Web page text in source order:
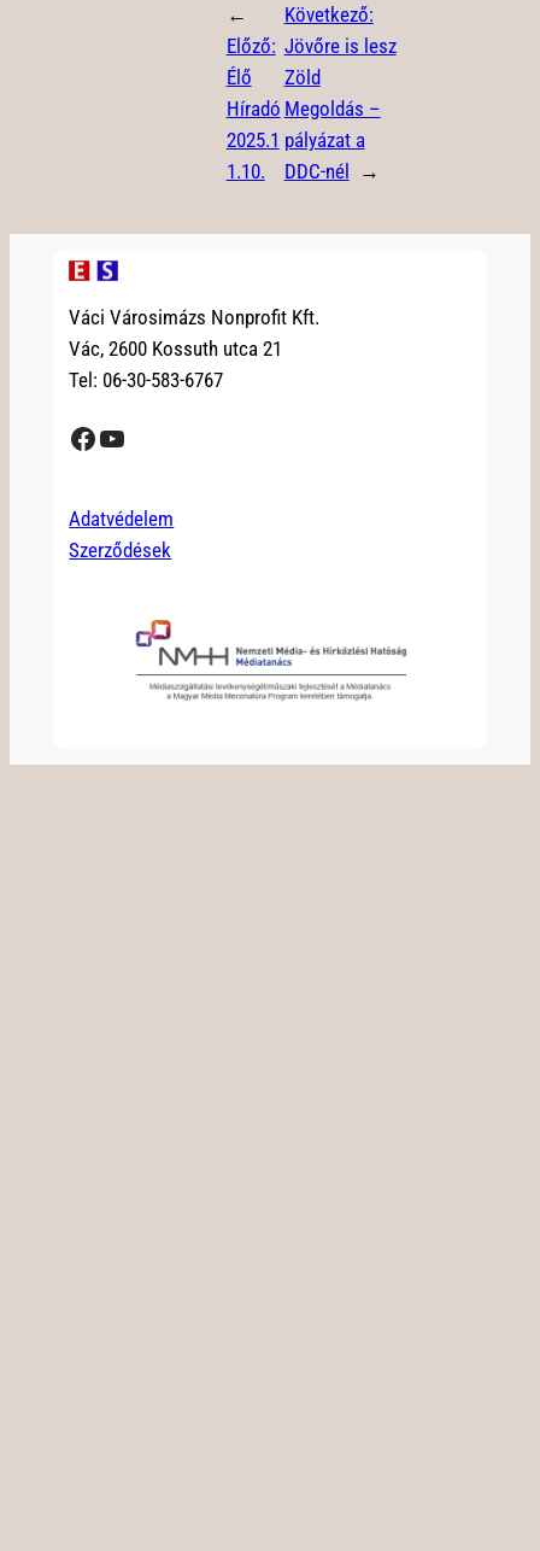
←
Előző:
Élő
Híradó
2025.1
1.10.
Következő:
Jövőre is lesz
Zöld
Megoldás –
pályázat a
DDC-nél
→
Váci Városimázs Nonprofit Kft.
Vác, 2600 Kossuth utca 21
Tel: 06-30-583-6767
Facebook YouTube
Adatvédelem
Szerződések